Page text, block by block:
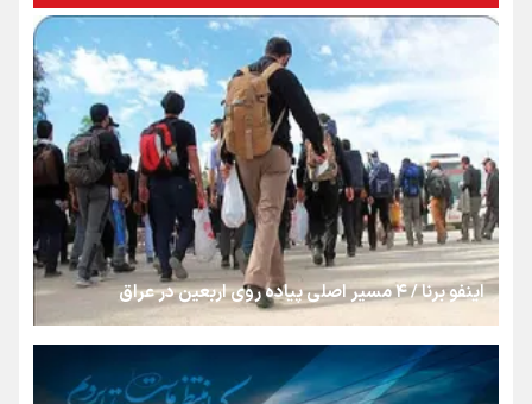
رسانه ملی و حق مردم برای شنیدن صدای رئیس‌جمهوری
روایت ایران از کنار مردم
از طلوع خیابان‌ها تا غروب اشک
جمله‌ای که بغض چهارماهه را شکست؛ «آهای مردم، آقا از
تهران رفتند»
اینفو برنا / ۴ مسیر اصلی پیاده روی اربعین در عراق